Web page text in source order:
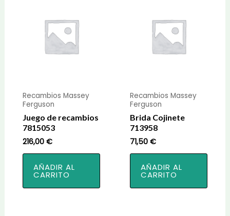
Recambios Massey
Ferguson
Juego de recambios
7815053
216,00 €
AÑADIR AL
CARRITO
Recambios Massey
Ferguson
Brida Cojinete
713958
71,50€
AÑADIR AL
CARRITO